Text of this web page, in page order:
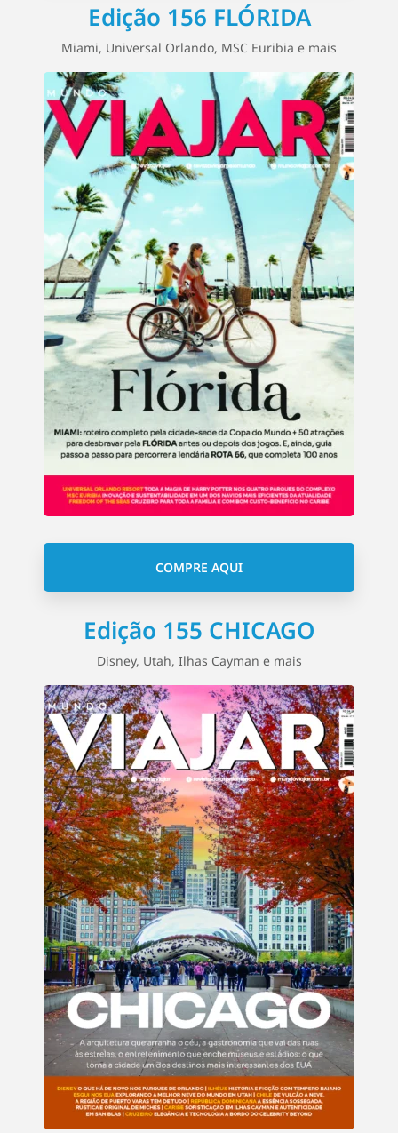
Edição 156 FLÓRIDA
Miami, Universal Orlando, MSC Euribia e mais
COMPRE AQUI
Edição 155 CHICAGO
Disney, Utah, Ilhas Cayman e mais